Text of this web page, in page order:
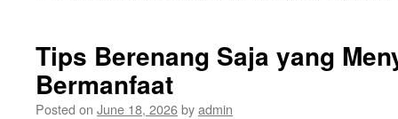
Tips Berenang Saja yang
Bermanfaat
Posted on June 18, 2026byadmin